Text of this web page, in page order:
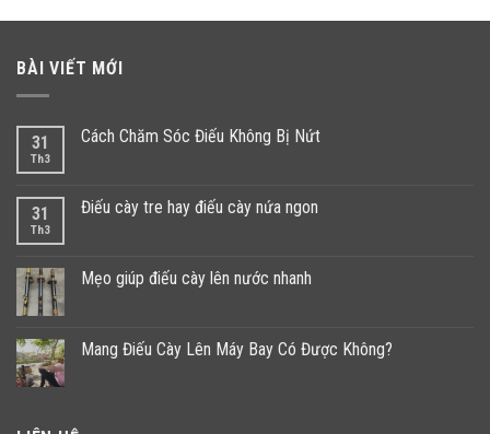
BÀI VIẾT MỚI
31
Th3
Cách Chăm Sóc Điếu Không Bị Nứt
31
Th3
Điếu cày tre hay điếu cày nứa ngon
Mẹo giúp điếu cày lên nước nhanh
Mang Điếu Cày Lên Máy Bay Có Được Không?